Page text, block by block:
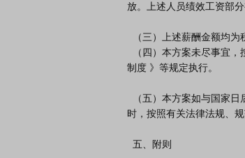
放。上述人员绩效工资部
制度 》等规定执行。
时，按照有关法律法规、